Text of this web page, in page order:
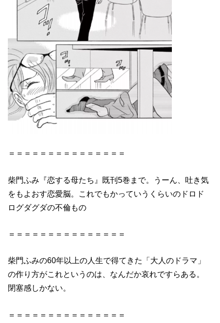
＝＝＝＝＝＝＝＝＝＝＝＝＝＝＝
柴門ふみ『恋する母たち』既刊5巻まで。うーん、吐き気
をもよおす恋愛脳。これでもかっていうくらいのドロド
ログダグダの不倫もの
＝＝＝＝＝＝＝＝＝＝＝＝＝＝＝
柴門ふみの60年以上の人生で得てきた「大人のドラマ」
の作り方がこれというのは、なんだか哀れですらある。
閉塞感しかない。
＝＝＝＝＝＝＝＝＝＝＝＝＝＝＝